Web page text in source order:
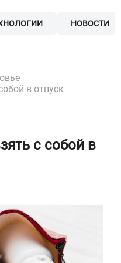
НОВОСТИ
в отпуск
с собой в